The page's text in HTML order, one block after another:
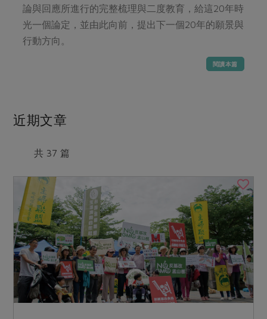
優惠專區
節慶大餐
高麗菜海鮮煎餅
下載專區
論與回應所進行的完整梳理與二度教育，給這20年時
光一個論定，並由此向前，提出下一個20年的願景與
行動方向。
閱讀本篇
近期文章
共 37 篇